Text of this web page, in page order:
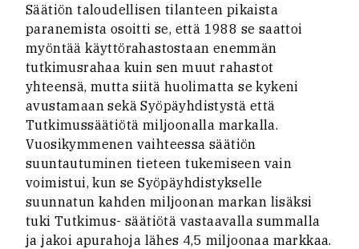
Säätiön taloudellisen tilanteen pikaista
paranemista osoitti se, että 1988 se saattoi
myöntää käyttörahastostaan enemmän
tutkimusrahaa kuin sen muut rahastot
yhteensä, mutta siitä huolimatta se kykeni
avustamaan sekä Syöpäyhdistystä että
Tutkimussäätiötä miljoonalla markalla.
Vuosikymmenen vaihteessa säätiön
suuntautuminen tieteen tukemiseen vain
voimistui, kun se Syöpäyhdistykselle
suunnatun kahden miljoonan markan lisäksi
tuki Tutkimus- säätiötä vastaavalla summalla
ja jakoi apurahoja lähes 4,5 miljoonaa markkaa.